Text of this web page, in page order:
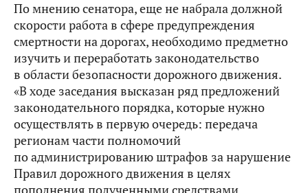
По мнению сенатора, еще не набрала должной
скорости работа в сфере предупреждения
смертности на дорогах, необходимо предметно
изучить и переработать законодательство
в области безопасности дорожного движения.
«В ходе заседания высказан ряд предложений
законодательного порядка, которые нужно
осуществлять в первую очередь: передача
регионам части полномочий
по администрированию штрафов за нарушение
Правил дорожного движения в целях